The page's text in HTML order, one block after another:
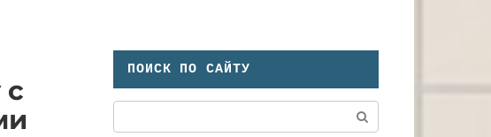
с
ПОИСК ПО САЙТУ